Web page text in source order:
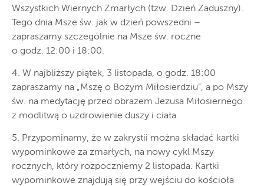
Wszystkich Wiernych Zmarłych (tzw. Dzień Zaduszny).
Tego dnia Msze św. jak w dzień powszedni –
zapraszamy szczególnie na Msze św. roczne
o godz. 12:00 i 18:00.
4. W najbliższy piątek, 3 listopada, o godz. 18:00
zapraszamy na „Mszę o Bożym Miłosierdziu”, a po Mszy
św. na medytację przed obrazem Jezusa Miłosiernego
z modlitwą o uzdrowienie duszy i ciała.
5. Przypominamy, że w zakrystii można składać kartki
wypominkowe za zmarłych, na nowy cykl Mszy
rocznych, który rozpoczniemy 2 listopada. Kartki
wypominkowe znajdują się przy wejściu do kościoła